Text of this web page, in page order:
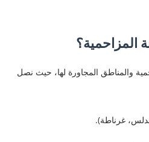
المزاحمية؟
والمناطق المجاورة لها، حيث نصل
غرناطة).